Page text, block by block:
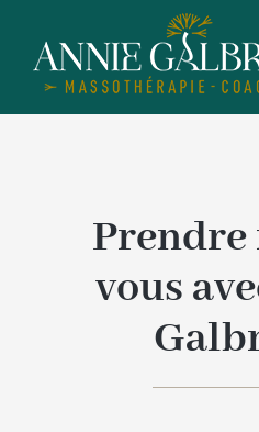
content
Prendre
vous